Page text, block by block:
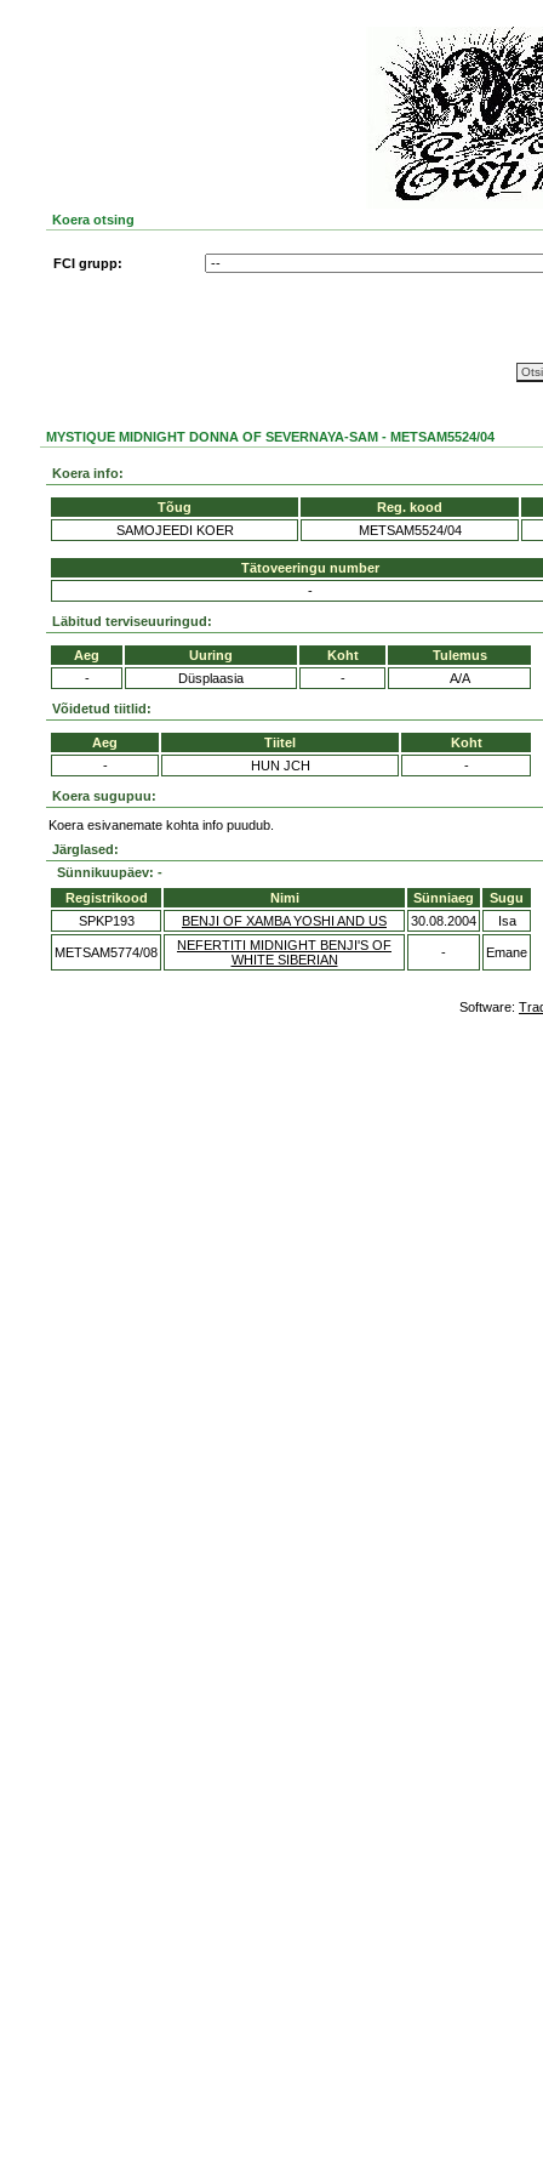
Koera otsing
FCI grupp:
MYSTIQUE MIDNIGHT DONNA OF SEVERNAYA-SAM - METSAM5524/04
Koera info:
Tõug
Reg. kood
SAMOJEEDI KOER
METSAM5524/04
Tätoveeringu number
-
Läbitud terviseuuringud:
Aeg Uuring Koht
Tulemus
-
Düsplaasia - A/A
Võidetud tiitlid:
Aeg Tiitel
Koht
-
HUN JCH -
Koera sugupuu:
Koera esivanemate kohta info puudub.
Järglased:
Sünnikuupäev: -
Registrikood
Nimi Sünniaeg
Sugu
SPKP193
BENJI OF XAMBA YOSHI AND US 30.08.2004 Isa
METSAM5774/08
NEFERTITI MIDNIGHT BENJI'S OF
WHITE SIBERIAN
- Emane
Software: